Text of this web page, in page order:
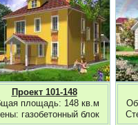
Проект 101-148
площадь: 148 кв.м
газобетонный блок